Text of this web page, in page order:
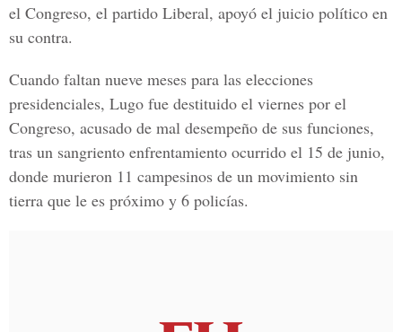
el Congreso, el partido Liberal, apoyó el juicio político en
su contra.
Cuando faltan nueve meses para las elecciones
presidenciales, Lugo fue destituido el viernes por el
Congreso, acusado de mal desempeño de sus funciones,
tras un sangriento enfrentamiento ocurrido el 15 de junio,
donde murieron 11 campesinos de un movimiento sin
tierra que le es próximo y 6 policías.